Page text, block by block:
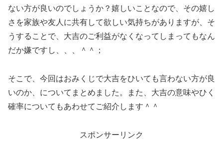
ない方が良いのでしょうか？嬉しいことなので、その嬉し
さを家族や友人に共有して欲しい気持ちがありますが、 そ
うすることで、大吉のご利益がなくなってしまってもなん
だか嫌ですし、、、＾＾；
そこで、今回はおみくじで大吉をひいても言わない方が良
いのか、についてまとめました。また、大吉の意味やひく
確率についてもあわせてご紹介します＾＾
スポンサーリンク